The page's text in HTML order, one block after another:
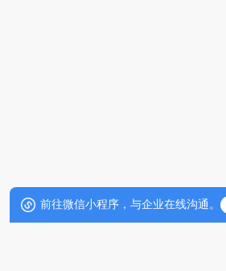
前往微信小程序，与企业在线沟通。